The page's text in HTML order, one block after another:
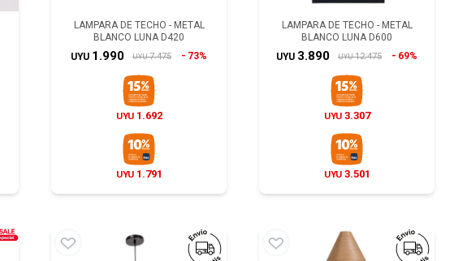
LAMPARA DE TECHO - METAL
BLANCO LUNA D420
UYU 1.990 UYU 7.475 73%
UYU 1.692
UYU 1.791
LAMPARA DE TECHO - METAL
BLANCO LUNA D600
UYU 3.890 UYU 12.475 69%
UYU 3.307
UYU 3.501